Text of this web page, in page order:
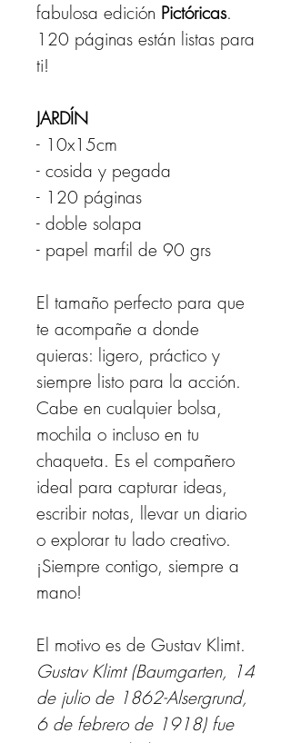
fabulosa edición Pictóricas.
120 páginas están listas para
ti!
JARDÍN
- 10x15cm
- cosida y pegada
- 120 páginas
- doble solapa
- papel marfil de 90 grs
El tamaño perfecto para que
te acompañe a donde
quieras: ligero, práctico y
siempre listo para la acción.
Cabe en cualquier bolsa,
mochila o incluso en tu
chaqueta. Es el compañero
ideal para capturar ideas,
escribir notas, llevar un diario
o explorar tu lado creativo.
​​​​​​​¡Siempre contigo, siempre a
mano!
El motivo es de Gustav Klimt.
Gustav Klimt (Baumgarten, 14
de julio de 1862-Alsergrund,
6 de febrero de 1918)​ fue